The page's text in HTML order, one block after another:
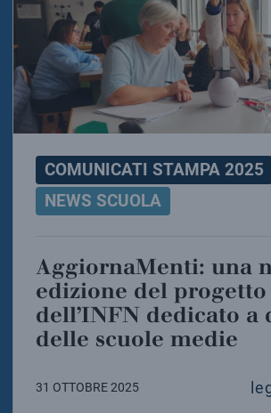
COMUNICATI STAMPA 2025
NEWS SCUOLA
AggiornaMenti: una nuova
edizione del progetto
dell’INFN dedicato a
delle scuole medie
31 OTTOBRE 2025